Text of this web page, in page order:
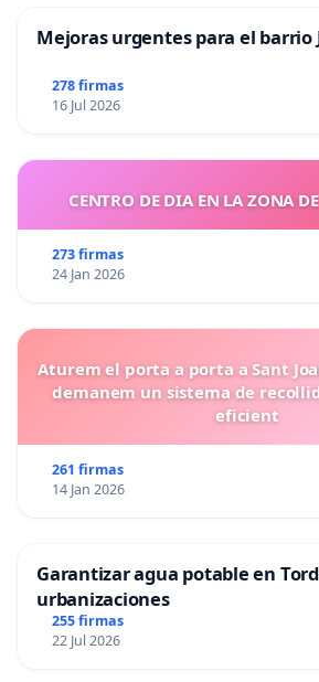
Mejoras urgentes para el barrio
278 firmas
16 Jul 2026
CENTRO DE DIA EN LA ZONA
273 firmas
24 Jan 2026
Aturem el porta a porta a Sant
demanem un sistema de
eficient
261 firmas
14 Jan 2026
Garantizar agua potable en
urbanizaciones
255 firmas
22 Jul 2026